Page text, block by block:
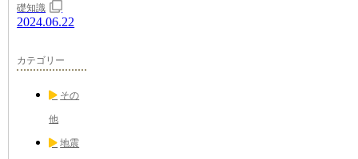
礎知識
2024.06.22
カテゴリー
その
他
地震